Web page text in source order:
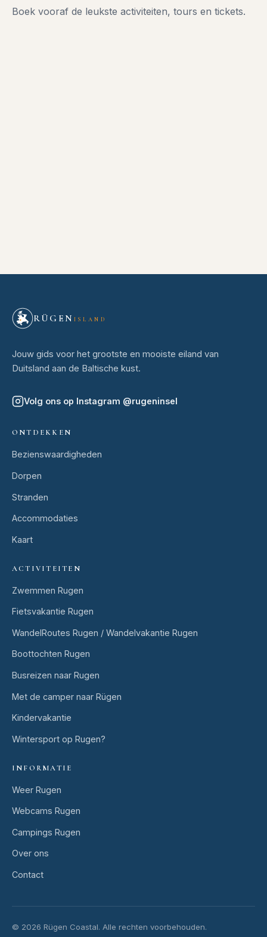
Boek vooraf de leukste activiteiten, tours en tickets.
RÜGEN ISLAND
Jouw gids voor het grootste en mooiste eiland van
Duitsland aan de Baltische kust.
Volg ons op Instagram @rugeninsel
ONTDEKKEN
Bezienswaardigheden
Dorpen
Stranden
Accommodaties
Kaart
ACTIVITEITEN
Zwemmen Rugen
Fietsvakantie Rugen
WandelRoutes Rugen / Wandelvakantie Rugen
Boottochten Rugen
Busreizen naar Rugen
Met de camper naar Rügen
Kindervakantie
Wintersport op Rugen?
INFORMATIE
Weer Rugen
Webcams Rugen
Campings Rugen
Over ons
Contact
© 2026 Rügen Coastal. Alle rechten voorbehouden.